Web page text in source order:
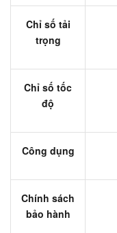
Chỉ số tải
trọng
Chỉ số tốc
độ
Công dụng
Chính sách
bảo hành